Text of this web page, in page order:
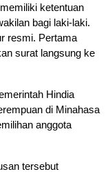
ketentuan
bagi laki-laki.
resmi. Pertama
surat langsung ke
Hindia
di Minahasa
anggota
tersebut